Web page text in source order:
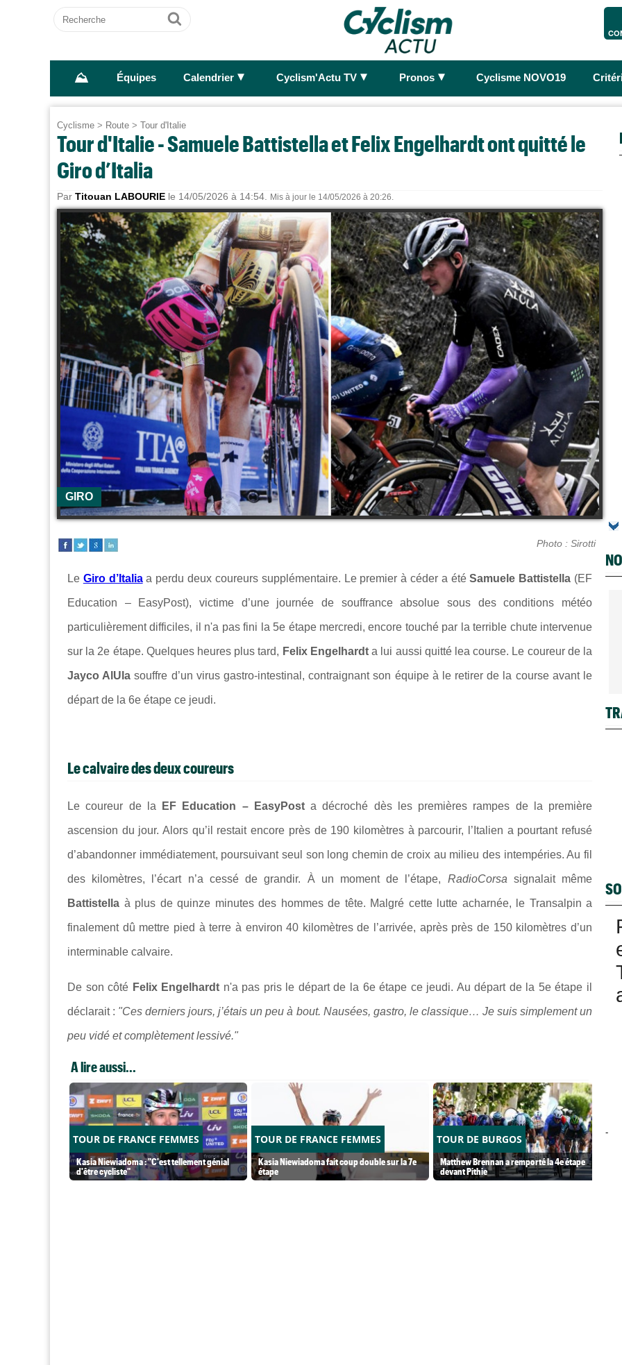
Recherche
Ok
⛰ Équipes Calendrier ► Cyclism'Actu TV ► Pronos ► Cyclisme NOVO19
Cyclisme > Route > Tour d'Italie
Tour d'Italie - Samuele Battistella et Felix Engelhardt ont quitté le
Giro d’Italia
Par Titouan LABOURIE le 14/05/2026 à 14:54. Mis à jour le 14/05/2026 à 20:26.
GIRO
Photo : Sirotti
Le Giro d’Italiaa perdu deux coureurs supplémentaire. Le premier à céder a étéSamuele Battistella (EF
Education – EasyPost), victime d’une journée de souffrance absolue sous des conditions météo
particulièrement difficiles, il n'a pas fini la 5e étape mercredi, encore touché par la terrible chute intervenue
sur la 2e étape. Quelques heures plus tard, Felix Engelhardta lui aussi quitté lea course. Le coureur de la
Jayco AlUla souffre d’un virus gastro-intestinal, contraignant son équipe à le retirer de la course avant le
départ de la 6e étape ce jeudi.
Le calvaire des deux coureurs
Le coureur de la EF Education – EasyPosta décroché dès les premières rampes de la première
ascension du jour. Alors qu’il restait encore près de 190 kilomètres à parcourir, l’Italien a pourtant refusé
d’abandonner immédiatement, poursuivant seul son long chemin de croix au milieu des intempéries. Au fil
des kilomètres, l’écart n’a cessé de grandir. À un moment de l’étape, RadioCorsa signalait même
Battistella à plus de quinze minutes des hommes de tête. Malgré cette lutte acharnée, le Transalpin a
finalement dû mettre pied à terre à environ 40 kilomètres de l’arrivée, après près de 150 kilomètres d’un
interminable calvaire.
De son côté Felix Engelhardt n'a pas pris le départ de la 6e étape ce jeudi. Au départ de la 5e étape il
déclarait : "Ces derniers jours, j’étais un peu à bout. Nausées, gastro, le classique… Je suis simplement un
peu vidé et complètement lessivé."
A lire aussi...
TOUR DE FRANCE FEMMES
Kasia Niewiadoma : "C'est tellement génial
d'être cycliste"
TOUR DE FRANCE FEMMES
Kasia Niewiadoma fait coup double sur la 7e
étape
TOUR DE BURGOS
Matthew Brennan a remporté la 4e étape
devant Pithie
-